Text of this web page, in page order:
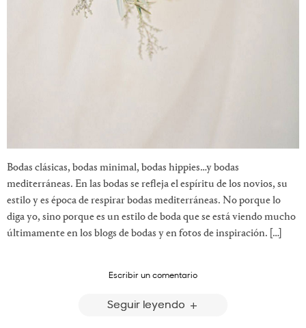
Bodas clásicas, bodas minimal, bodas hippies…y bodas
mediterráneas. En las bodas se refleja el espíritu de los novios, su
estilo y es época de respirar bodas mediterráneas. No porque lo
diga yo, sino porque es un estilo de boda que se está viendo mucho
últimamente en los blogs de bodas y en fotos de inspiración. […]
Escribir un comentario
Seguir leyendo